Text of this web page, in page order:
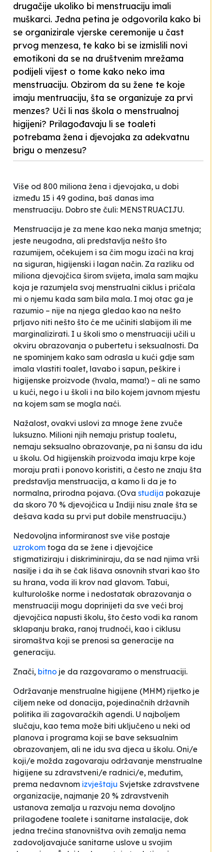
drugačije ukoliko bi menstruaciju imali
muškarci. Jedna petina je odgovorila kako bi
se organizirale vjerske ceremonije u čast
prvog menzesa, te kako bi se izmislili novi
emotikoni da se na društvenim mrežama
podijeli vijest o tome kako neko ima
menstruaciju. Obzirom da su žene te koje
imaju mentruaciju, šta se organizuje za prvi
menzes? Uči li nas škola o menstrualnoj
higijeni? Prilagođavaju li se toaleti
potrebama žena i djevojaka za adekvatnu
brigu o menzesu?
Više od 800 miliona žena i djevojaka, u dobi
između 15 i 49 godina, baš danas ima
menstruaciju. Dobro ste čuli: MENSTRUACIJU.
Menstruacija je za mene kao neka manja smetnja;
jeste neugodna, ali predstavlja nešto što
razumijem, očekujem i sa čim mogu izaći na kraj
na siguran, higijenski i lagan način. Za razliku od
miliona djevojčica širom svijeta, imala sam majku
koja je razumjela svoj menstrualni ciklus i pričala
mi o njemu kada sam bila mala. I moj otac ga je
razumio – nije na njega gledao kao na nešto
prljavo niti nešto što će me učiniti slabijom ili me
marginalizirati. I u školi smo o menstruaciji učili u
okviru obrazovanja o pubertetu i seksualnosti. Da
ne spominjem kako sam odrasla u kući gdje sam
imala vlastiti toalet, lavabo i sapun, peškire i
higijenske proizvode (hvala, mama!) – ali ne samo
u kući, nego i u školi i na bilo kojem javnom mjestu
na kojem sam se mogla naći.
Nažalost, ovakvi uslovi za mnoge žene zvuče
luksuzno. Milioni njih nemaju pristup toaletu,
nemaju seksualno obrazovanje, pa ni šansu da idu
u školu. Od higijenskih proizvoda imaju krpe koje
moraju prati i ponovo koristiti, a često ne znaju šta
predstavlja menstruacija, a kamo li da je to
normalna, prirodna pojava. (Ova studija pokazuje
da skoro 70 % djevojčica u Indiji nisu znale šta se
dešava kada su prvi put dobile menstruaciju.)
Nedovoljna informiranost sve više postaje
uzrokom toga da se žene i djevojčice
stigmatiziraju i diskriminiraju, da se nad njima vrši
nasilje i da ih se čak lišava osnovnih stvari kao što
su hrana, voda ili krov nad glavom. Tabui,
kulturološke norme i nedostatak obrazovanja o
menstruaciji mogu doprinijeti da sve veći broj
djevojčica napusti školu, što često vodi ka ranom
sklapanju braka, ranoj trudnoći, kao i ciklusu
siromaštva koji se prenosi sa generacije na
generaciju.
Znači, bitno je da razgovaramo o menstruaciji.
Održavanje menstrualne higijene (MHM) rijetko je
ciljem neke od donacija, pojedinačnih državnih
politika ili zagovaračkih agendi. U najboljem
slučaju, kao tema može biti uključeno u neki od
planova i programa koji se bave seksualnim
obrazovanjem, ali ne idu sva djeca u školu. Oni/e
koji/e možda zagovaraju održavanje menstrualne
higijene su zdravstveni/e radnici/e, međutim,
prema nedavnom izvještaju Svjetske zdravstvene
organizacije, najmanje 20 % zdravstvenih
ustanova zemalja u razvoju nema dovoljno
prilagođene toalete i sanitarne instalacije, dok
jedna trećina stanovništva ovih zemalja nema
zadovoljavajuće sanitarne uslove u svojim